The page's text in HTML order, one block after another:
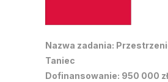
Nazwa zadania:
Taniec
Dofinansowanie: 950 000 zł